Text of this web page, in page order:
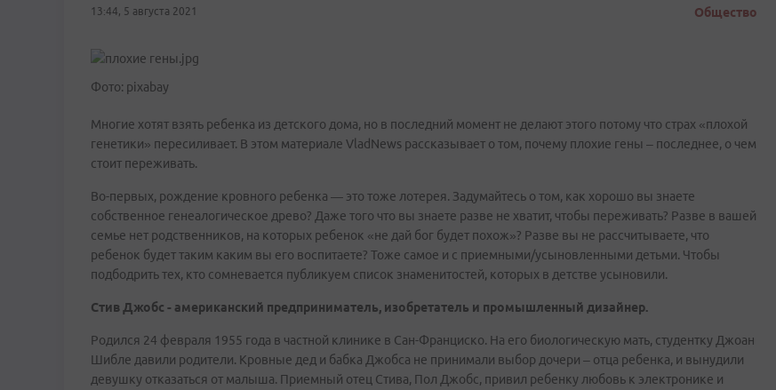
13:44, 5 августа 2021 Общество
Фото: pixabay
Многие хотят взять ребенка из детского дома, но в последний момент не делают этого потому что страх «плохой
генетики» пересиливает. В этом материале VladNews рассказывает о том, почему плохие гены – последнее, о чем
стоит переживать.
Во-первых, рождение кровного ребенка — это тоже лотерея. Задумайтесь о том, как хорошо вы знаете
собственное генеалогическое древо? Даже того что вы знаете разве не хватит, чтобы переживать? Разве в вашей
семье нет родственников, на которых ребенок «не дай бог будет похож»? Разве вы не рассчитываете, что
ребенок будет таким каким вы его воспитаете? Тоже самое и с приемными/усыновленными детьми. Чтобы
подбодрить тех, кто сомневается публикуем список знаменитостей, которых в детстве усыновили.
Стив Джобс - американский предприниматель, изобретатель и промышленный дизайнер.
Родился 24 февраля 1955 года в частной клинике в Сан-Франциско. На его биологическую мать, студентку Джоан
Шибле давили родители. Кровные дед и бабка Джобса не принимали выбор дочери – отца ребенка, и вынудили
девушку отказаться от малыша. Приемный отец Стива, Пол Джобс, привил ребенку любовь к электронике и